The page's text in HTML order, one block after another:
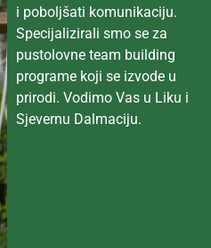
i poboljšati komunikaciju.
Specijalizirali smo se za
pustolovne team building
programe koji se izvode u
prirodi. Vodimo Vas u Liku i
Sjevernu Dalmaciju.